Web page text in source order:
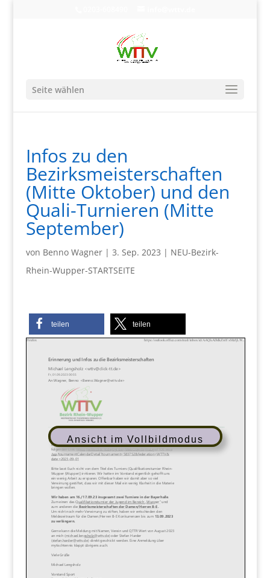
Seite wählen
Infos zu den
Bezirksmeisterschaften
(Mitte Oktober) und den
Quali-Turnieren (Mitte
September)
von Benno Wagner| 3. Sep. 2023 | NEU-Bezirk-
Rhein-Wupper-STARTSEITE
teilen teilen
Ansicht im Vollbildmodus